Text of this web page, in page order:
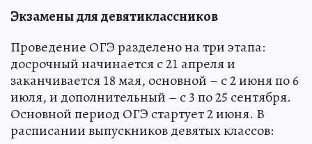
Экзамены для девятиклассников
Проведение ОГЭ разделено на три этапа:
досрочный начинается с 21 апреля и
заканчивается 18 мая, основной – с 2 июня по 6
июля, и дополнительный – с 3 по 25 сентября.
Основной период ОГЭ стартует 2 июня. В
расписании выпускников девятых классов: